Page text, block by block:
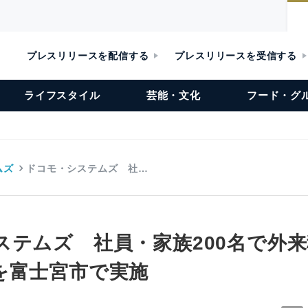
プレスリリースを配信する プレスリリースを受信する
ライフスタイル 芸能・文化 フード・グ
ズ ドコモ・システムズ 社…
テムズ 社員・家族200名で外
富士宮市で実施